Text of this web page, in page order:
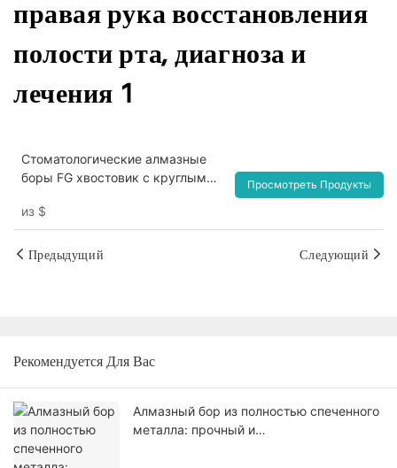
Стоматологические алмазные
боры FG хвостовик с круглым
полирующим алмазным бором
из $
Просмотреть Продукты
Предыдущий Следующий
Рекомендуется Для Вас
Алмазный бор из полностью спеченного
металла: прочный и